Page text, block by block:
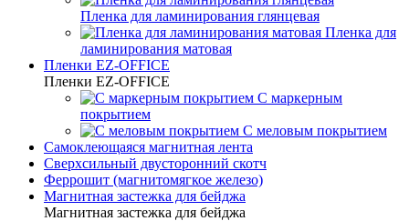
Пленка для ламинирования глянцевая
Пленка для
ламинирования матовая
Пленки EZ-OFFICE
Пленки EZ-OFFICE
С маркерным
покрытием
С меловым покрытием
Самоклеющаяся магнитная лента
Сверхсильный двусторонний скотч
Феррошит (магнитомягкое железо)
Магнитная застежка для бейджа
Магнитная застежка для бейджа